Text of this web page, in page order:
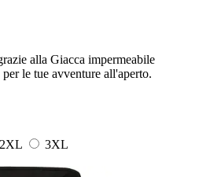
alla Giacca impermeabile
le tue avventure all'aperto.
2XL
3XL